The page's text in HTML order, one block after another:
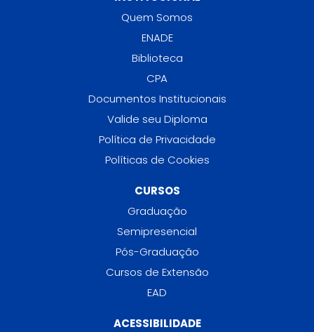
Quem Somos
ENADE
Biblioteca
CPA
Documentos Institucionais
Valide seu Diploma
Política de Privacidade
Políticas de Cookies
CURSOS
Graduação
Semipresencial
Pós-Graduação
Cursos de Extensão
EAD
ACESSIBILIDADE